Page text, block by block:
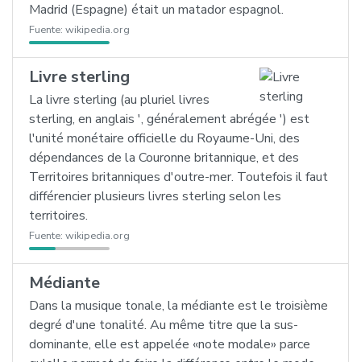
Madrid (Espagne) était un matador espagnol.
Fuente: wikipedia.org
Livre sterling
La livre sterling (au pluriel livres
sterling, en anglais ', généralement abrégée ') est
l'unité monétaire officielle du Royaume-Uni, des
dépendances de la Couronne britannique, et des
Territoires britanniques d'outre-mer. Toutefois il faut
différencier plusieurs livres sterling selon les
territoires.
Fuente: wikipedia.org
Médiante
Dans la musique tonale, la médiante est le troisième
degré d'une tonalité. Au même titre que la sus-
dominante, elle est appelée «note modale» parce